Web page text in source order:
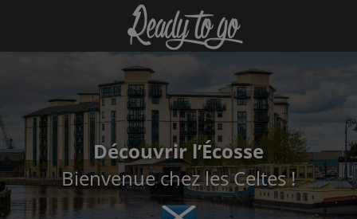
Découvrir l’Écosse
Bienvenue chez les Celtes !